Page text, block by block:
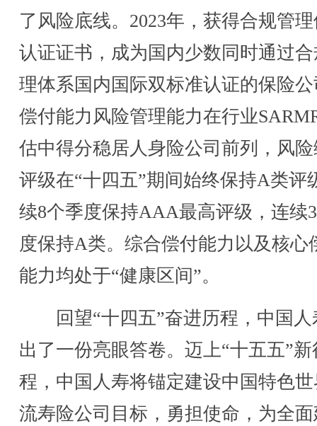
了风险底线。2023年，获得合规管
认证证书，成为国内少数同时通过
理体系国内国际双标准认证的保险
偿付能力风险管理能力在行业
估中得分稳居人身险公司前列，风
评级在“十四五”期间始终保持A类评
续8个季度保持AAA最高评级，连续
度保持A类。综合偿付能力以及核心
能力均处于“健康区间”。
回望“十四五”奋进历程，中国人
出了一份亮眼答卷。迈上“十五五”新
程，中国人寿将锚定建设中国特色
流寿险公司目标，勇担使命，为全